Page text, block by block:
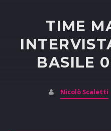
TIME
BASILE
Nicolò Scaletti